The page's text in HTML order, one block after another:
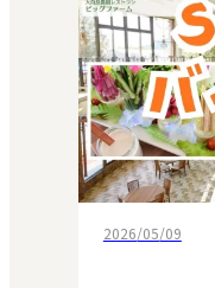
2026/05/09